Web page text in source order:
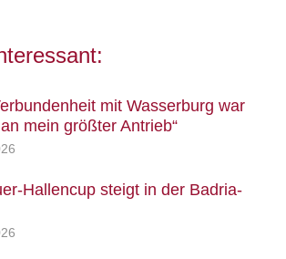
mit Wasserburg war
mein größter Antrieb“
Hallencup steigt in der Badria-